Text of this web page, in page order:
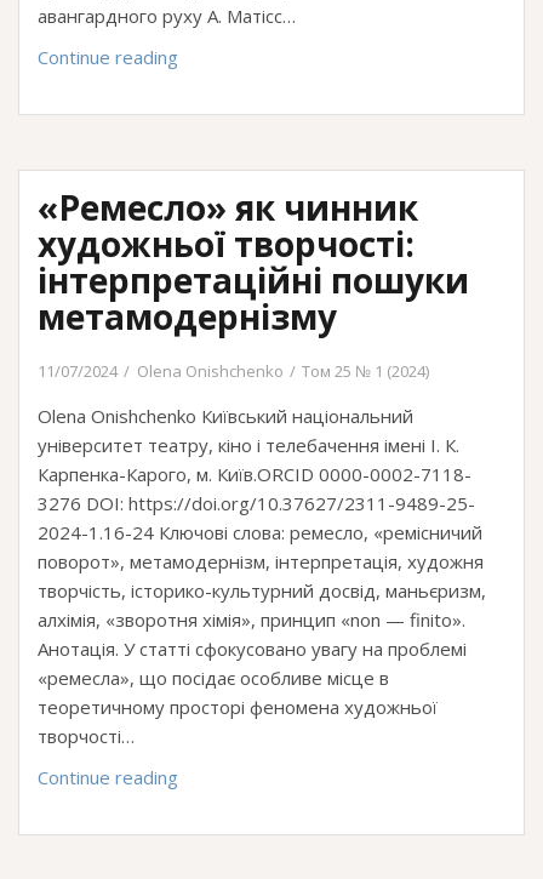
авангардного руху А. Матісс…
Continue reading
особистості
сучасному
культурологічному
дискурсі:
зміна
парадигми
(на
проєкту
Себастьяна
«Мистецтво
суперництва»)
«Ремесло» як чинник
художньої творчості:
інтерпретаційні пошуки
метамодернізму
11/07/2024 Olena Onishchenko Том 25 № 1 (2024)
Olena Onishchenko Київський національний
університет театру, кіно і телебачення імені І. К.
Карпенка-Карого, м. Київ.ORCID 0000-0002-7118-
3276 DOI: https://doi.org/10.37627/2311-9489-25-
2024-1.16-24 Ключові слова: ремесло, «ремісничий
поворот», метамодернізм, інтерпретація, художня
творчість, історико-культурний досвід, маньєризм,
алхімія, «зворотня хімія», принцип «non — finito».
Анотація. У статті сфокусовано увагу на проблемі
«ремесла», що посідає особливе місце в
теоретичному просторі феномена художньої
творчості…
Continue reading
чинник